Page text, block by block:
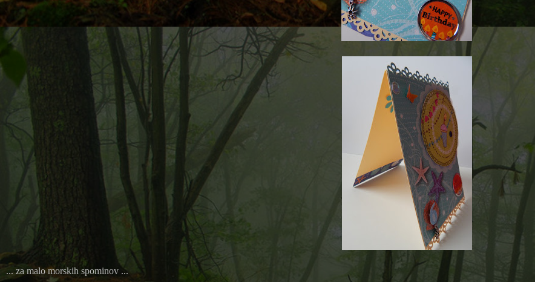
... za malo morskih spominov ...